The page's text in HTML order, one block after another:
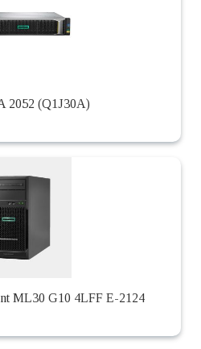
2052 (Q1J30A)
ML30 G10 4LFF E-2124